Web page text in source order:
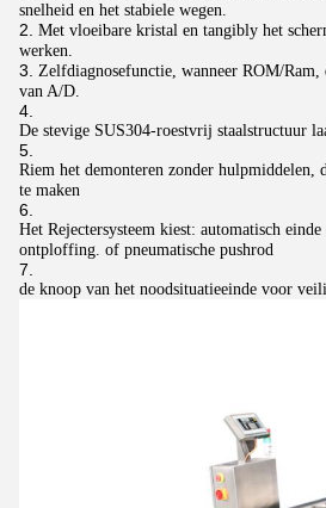
snelheid en het stabiele wegen.
Met vloeibare kristal en tangibly het
werken.
Zelfdiagnosefunctie, wanneer ROM/
van A/D.
De stevige SUS304-roestvrij staalstructuur
Riem het demonteren zonder hulpmiddelen,
te maken
Het Rejectersysteem kiest: automatisch
ontploffing. of pneumatische pushrod
de knoop van het noodsituatieeinde voor